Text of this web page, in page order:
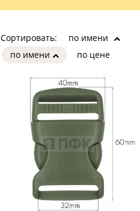
Сортировать:
по имени
по цене
по имени